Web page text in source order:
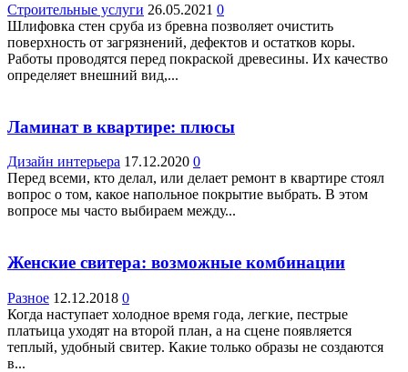
Строительные услуги 26.05.2021 0
Шлифовка стен сруба из бревна позволяет очистить
поверхность от загрязнений, дефектов и остатков коры.
Работы проводятся перед покраской древесины. Их качество
определяет внешний вид,...
Ламинат в квартире: плюсы
Дизайн интерьера 17.12.2020 0
Перед всеми, кто делал, или делает ремонт в квартире стоял
вопрос о том, какое напольное покрытие выбрать. В этом
вопросе мы часто выбираем между...
Женские свитера: возможные комбинации
Разное 12.12.2018 0
Когда наступает холодное время года, легкие, пестрые
платьица уходят на второй план, а на сцене появляется
теплый, удобный свитер. Какие только образы не создаются
в...